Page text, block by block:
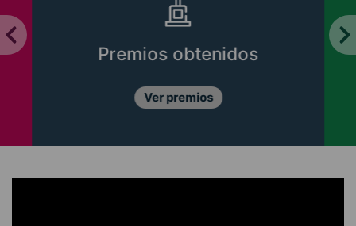
Premios obtenidos
Ver premios